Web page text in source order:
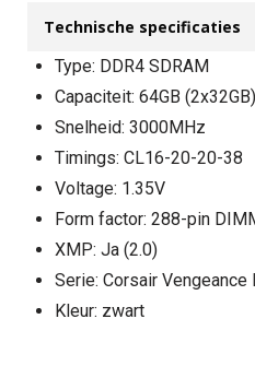
Technische specificaties
Type: DDR4 SDRAM
Capaciteit: 64GB (2x32GB)
Snelheid: 3000MHz
Timings: CL16-20-20-38
Voltage: 1.35V
Form factor: 288-pin
XMP: Ja (2.0)
Serie: Corsair Vengeance
Kleur: zwart